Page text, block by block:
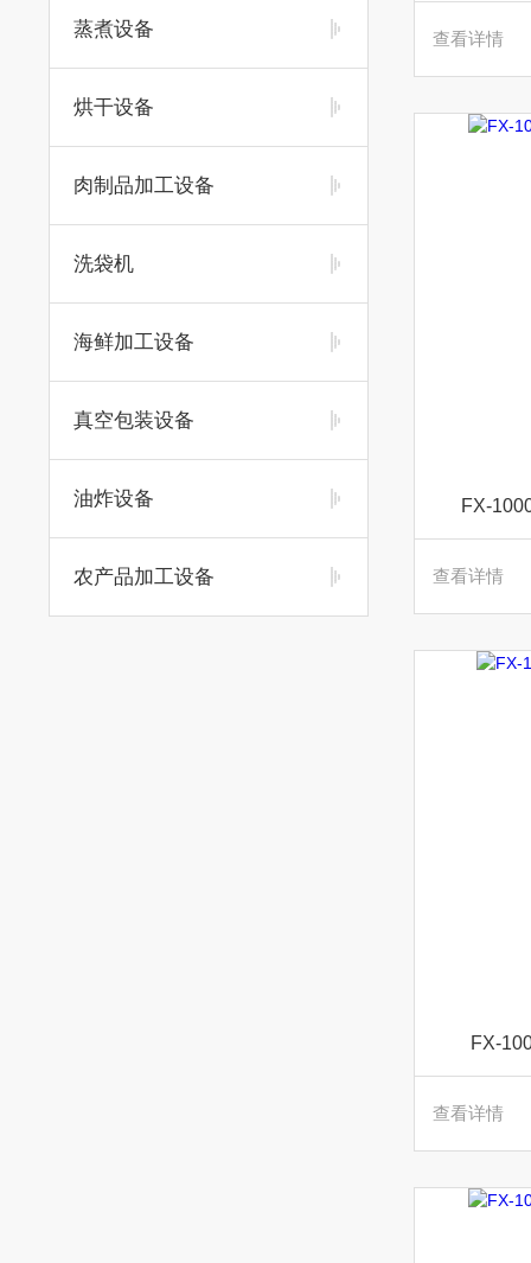
蒸煮设备
烘干设备
肉制品加工设备
洗袋机
海鲜加工设备
真空包装设备
油炸设备
农产品加工设备
查看详情
FX-
查看详情
FX-
查看详情